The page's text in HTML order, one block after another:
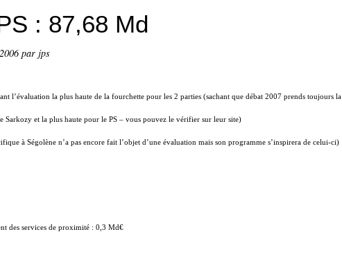
: 87,68 Md
par jps
l’évaluation la plus haute de la fourchette pour les 2 parties (sachant que débat 2007 prends toujours la
Sarkozy et la plus haute pour le PS – vous pouvez le vérifier sur leur site)
à Ségolène n’a pas encore fait l’objet d’une évaluation mais son programme s’inspirera de celui-ci)
des services de proximité : 0,3 Md€